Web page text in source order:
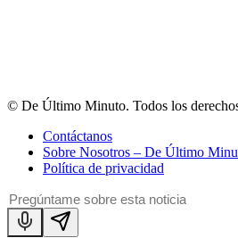
© De Último Minuto. Todos los
Contáctanos
Sobre Nosotros – De Último
Política de privacidad